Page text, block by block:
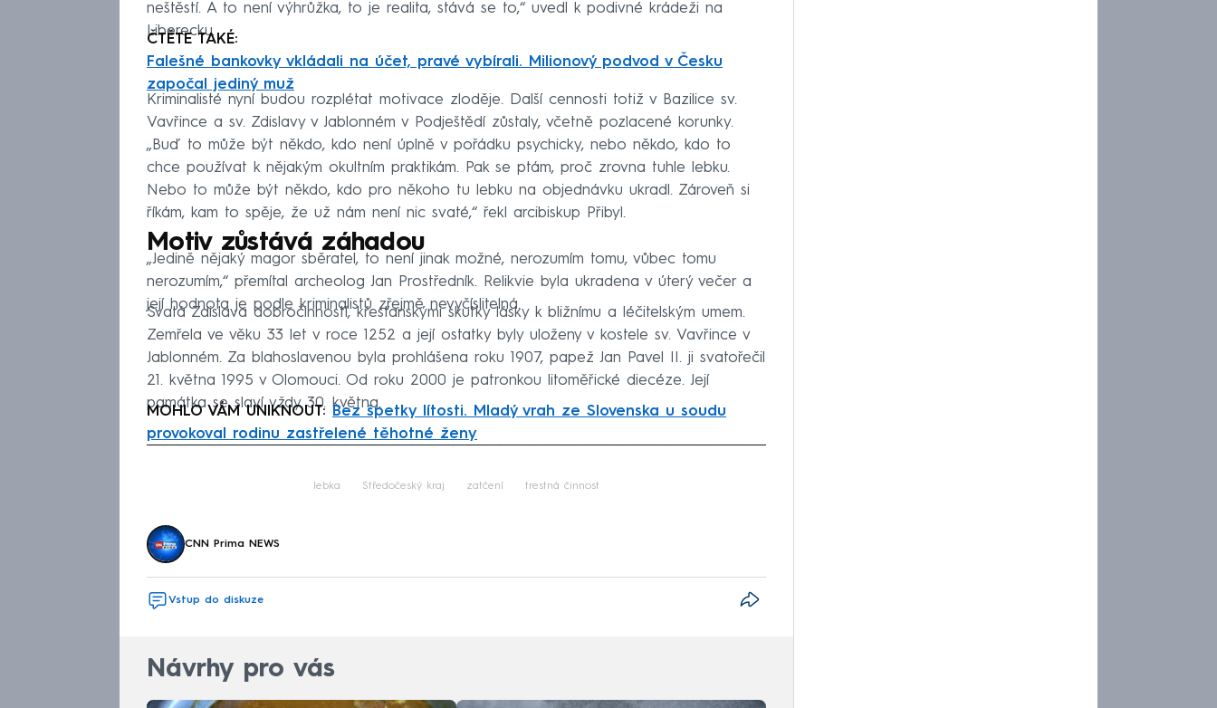
neštěstí. A to není výhrůžka, to je realita, stává se to,“ uvedl k podivné krádeži na
Liberecku.
ČTĚTE TAKÉ:
Falešné bankovky vkládali na účet, pravé vybírali. Milionový podvod v Česku
započal jediný muž
Kriminalisté nyní budou rozplétat motivace zloděje. Další cennosti totiž v Bazilice sv.
Vavřince a sv. Zdislavy v Jablonném v Podještědí zůstaly, včetně pozlacené korunky.
„Buď to může být někdo, kdo není úplně v pořádku psychicky, nebo někdo, kdo to
chce používat k nějakým okultním praktikám. Pak se ptám, proč zrovna tuhle lebku.
Nebo to může být někdo, kdo pro někoho tu lebku na objednávku ukradl. Zároveň si
říkám, kam to spěje, že už nám není nic svaté,“ řekl arcibiskup Přibyl.
Motiv zůstává záhadou
„Jedině nějaký magor sběratel, to není jinak možné, nerozumím tomu, vůbec tomu
nerozumím,“ přemítal archeolog Jan Prostředník. Relikvie byla ukradena v úterý večer a
její hodnota je podle kriminalistů zřejmě nevyčíslitelná.
Svatá Zdislava dobročinností, křesťanskými skutky lásky k bližnímu a léčitelským umem.
Zemřela ve věku 33 let v roce 1252 a její ostatky byly uloženy v kostele sv. Vavřince v
Jablonném. Za blahoslavenou byla prohlášena roku 1907, papež Jan Pavel II. ji svatořečil
21. května 1995 v Olomouci. Od roku 2000 je patronkou litoměřické diecéze. Její
památka se slaví vždy 30. května.
MOHLO VÁM UNIKNOUT: Bez špetky lítosti. Mladý vrah ze Slovenska u soudu
provokoval rodinu zastřelené těhotné ženy
lebka Středočeský kraj zatčení trestná činnost
CNN Prima NEWS
Vstup do diskuze
Návrhy pro vás